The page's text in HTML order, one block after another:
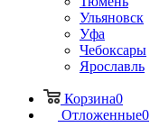
Ульяновск
Уфа
Чебоксары
Ярославль
Корзина0
Отложенные0